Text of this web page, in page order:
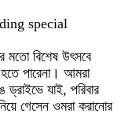
special
মতো বিশেষ উৎসবে
পারেনা। আমরা
ড্রাইভে যাই, পরিবার
গেসেন ওমরা করানোর